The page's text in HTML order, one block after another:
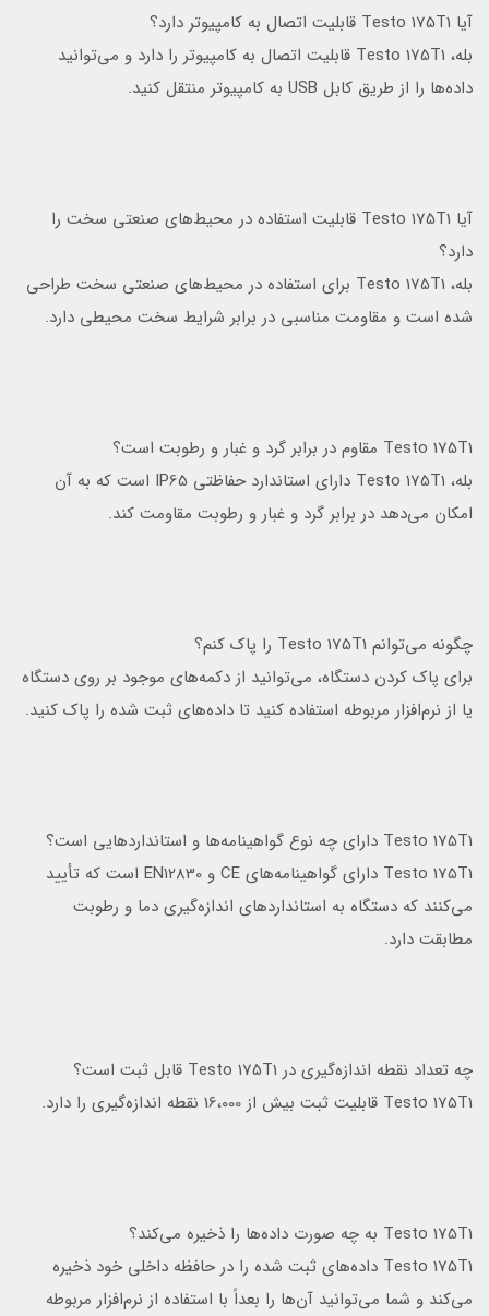
آیا Testo 175T1 قابلیت اتصال به کامپیوتر دارد؟
بله، Testo 175T1 قابلیت اتصال به کامپیوتر را دارد و می‌توانید
داده‌ها را از طریق کابل USB به کامپیوتر منتقل کنید.
آیا Testo 175T1 قابلیت استفاده در محیط‌های صنعتی سخت را
دارد؟
بله، Testo 175T1 برای استفاده در محیط‌های صنعتی سخت طراحی
شده است و مقاومت مناسبی در برابر شرایط سخت محیطی دارد.
Testo 175T1 مقاوم در برابر گرد و غبار و رطوبت است؟
بله، Testo 175T1 دارای استاندارد حفاظتی IP65 است که به آن
امکان می‌دهد در برابر گرد و غبار و رطوبت مقاومت کند.
چگونه می‌توانم Testo 175T1 را پاک کنم؟
برای پاک کردن دستگاه، می‌توانید از دکمه‌های موجود بر روی دستگاه
یا از نرم‌افزار مربوطه استفاده کنید تا داده‌های ثبت شده را پاک کنید.
Testo 175T1 دارای چه نوع گواهینامه‌ها و استانداردهایی است؟
Testo 175T1 دارای گواهینامه‌های CE و EN12830 است که تأیید
می‌کنند که دستگاه به استانداردهای اندازه‌گیری دما و رطوبت
مطابقت دارد.
چه تعداد نقطه اندازه‌گیری در Testo 175T1 قابل ثبت است؟
Testo 175T1 قابلیت ثبت بیش از 16،000 نقطه اندازه‌گیری را دارد.
Testo 175T1 به چه صورت داده‌ها را ذخیره می‌کند؟
Testo 175T1 داده‌های ثبت شده را در حافظه داخلی خود ذخیره
می‌کند و شما می‌توانید آن‌ها را بعداً با استفاده از نرم‌افزار مربوطه